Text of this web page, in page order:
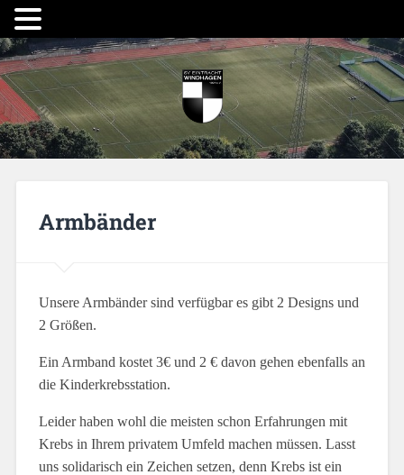
Armbänder
Unsere Armbänder sind verfügbar es gibt 2 Designs und
2 Größen.
Ein Armband kostet 3€ und 2 € davon gehen ebenfalls an
die Kinderkrebsstation.
Leider haben wohl die meisten schon Erfahrungen mit
Krebs in Ihrem privatem Umfeld machen müssen. Lasst
uns solidarisch ein Zeichen setzen, denn Krebs ist ein